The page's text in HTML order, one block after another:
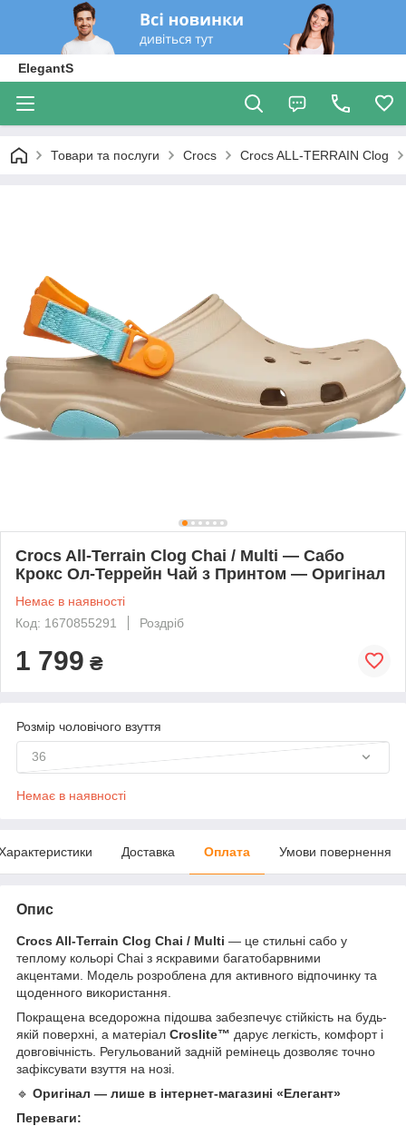
ElegantS
Товари та послуги Crocs Crocs ALL-TERRAIN Clog
Crocs All-Terrain Clog Chai / Multi — Сабо
Крокс Ол-Террейн Чай з Принтом — Оригінал
Немає в наявності
Код: 1670855291
Роздріб
1 799 ₴
Розмір чоловічого взуття
36
Немає в наявності
Доставка Оплата Умови повернення
Опис
Crocs All-Terrain Clog Chai / Multi — це стильні сабо у
теплому кольорі Chai з яскравими багатобарвними
акцентами. Модель розроблена для активного відпочинку та
щоденного використання.
Покращена вседорожна підошва забезпечує стійкість на будь-
якій поверхні, а матеріал Croslite™ дарує легкість, комфорт і
довговічність. Регульований задній ремінець дозволяє точно
зафіксувати взуття на нозі.
🔹 Оригінал — лише в інтернет-магазині «Елегант»
Переваги: